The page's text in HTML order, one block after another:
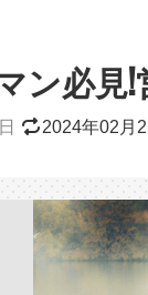
ン必見
2024年02月